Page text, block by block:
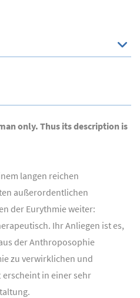
only. Thus its description is
langen reichen
außerordentlichen
der Eurythmie weiter:
Ihr Anliegen ist es,
der Anthroposophie
zu verwirklichen und
in einer sehr